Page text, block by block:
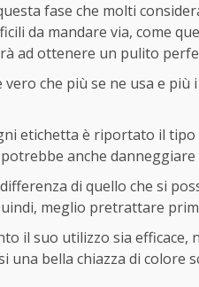
fase che molti
da mandare via, come
ad ottenere un pulito
vero che più se ne usa e
etichetta è riportato il
anche danneggiare
di quello che si
meglio pretrattare
il suo utilizzo sia efficace,
bella chiazza di colore